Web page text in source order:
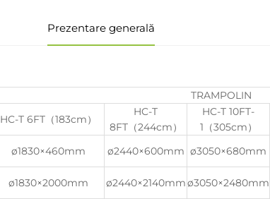
Prezentare generală
TRAMPOLIN
HC-T 6FT（183cm）
HC-T
8FT（244cm）
HC-T 10FT-
1（305cm）
ø1830×460mm ø2440×600mm ø3050×680mm
ø1830×2000mm ø2440×2140mmø3050×2480mm